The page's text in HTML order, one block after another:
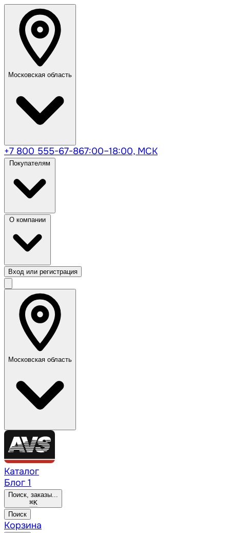
Московская область
+7 800 555-67-867:00–18:00, МСК
Вход или регистрация
Московская область
Каталог
Блог 1
Поиск, заказы...
⌘K
Поиск
Корзина